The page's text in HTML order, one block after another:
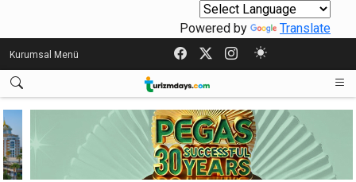
Powered by Translate
Kurumsal Menü